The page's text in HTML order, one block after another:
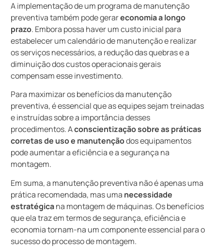
A implementação de um programa de manutenção
preventiva também pode gerareconomia a longo
prazo. Embora possa haver um custo inicial para
estabelecer um calendário de manutenção e realizar
os serviços necessários, a redução das quebras e a
diminuição dos custos operacionais gerais
compensam esse investimento.
Para maximizar os benefícios da manutenção
preventiva, é essencial que as equipes sejam treinadas
e instruídas sobre a importância desses
procedimentos. Aconscientização sobre as práticas
corretas de uso e manutençãodos equipamentos
pode aumentar a eficiência e a segurança na
montagem.
Em suma, a manutenção preventiva não é apenas uma
prática recomendada, mas uma necessidade
estratégicana montagem de máquinas. Os benefícios
que ela traz em termos de segurança, eficiência e
economia tornam-na um componente essencial para o
sucesso do processo de montagem.